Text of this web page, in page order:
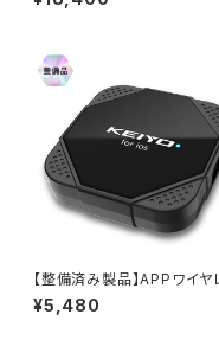
【整備済み製品】APPワイヤ
for iPhone AN-S128i ※返
不可
¥5,480